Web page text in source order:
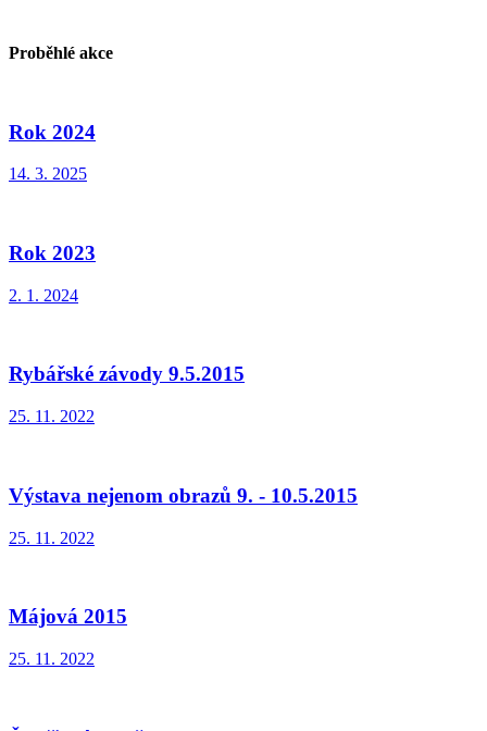
Proběhlé akce
Rok 2024
14. 3. 2025
Rok 2023
2. 1. 2024
Rybářské závody 9.5.2015
25. 11. 2022
Výstava nejenom obrazů 9. - 10.5.2015
25. 11. 2022
Májová 2015
25. 11. 2022